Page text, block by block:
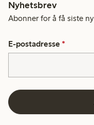
Nyhetsbrev
Abonner for å få siste
E-postadresse *